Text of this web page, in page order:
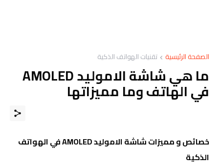
الصفحة الرئيسية تقنيات الهواتف الذكية
ما هي شاشة الاموليد AMOLED
في الهاتف وما مميزاتها
خصائص و مميزات شاشة الاموليد AMOLED في الهواتف
الذكية